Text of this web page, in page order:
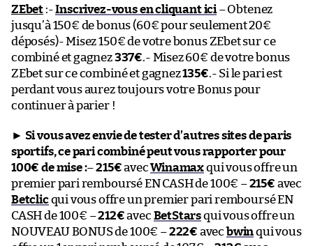
ZEbet :-Inscrivez-vous en cliquant ici– Obtenez
jusqu’à 150€ de bonus (60€ pour seulement 20€
déposés)- Misez 150€ de votre bonus ZEbet sur ce
combiné et gagnez337€.- Misez 60€ de votre bonus
ZEbet sur ce combiné et gagnez135€.- Si le pari est
perdant vous aurez toujours votre Bonus pour
continuer à parier !
► Si vous avez envie de tester d’autres sites de paris
sportifs, ce pari combiné peut vous rapporter pour
100€ de mise :–215€avecWinamaxqui vous offre un
premier pari remboursé EN CASH de 100€ –215€ avec
Betclicqui vous offre un premier pari remboursé EN
CASH de 100€ –212€avec BetStarsqui vous offre un
NOUVEAU BONUS de 100€ –222€ avec bwinqui vous